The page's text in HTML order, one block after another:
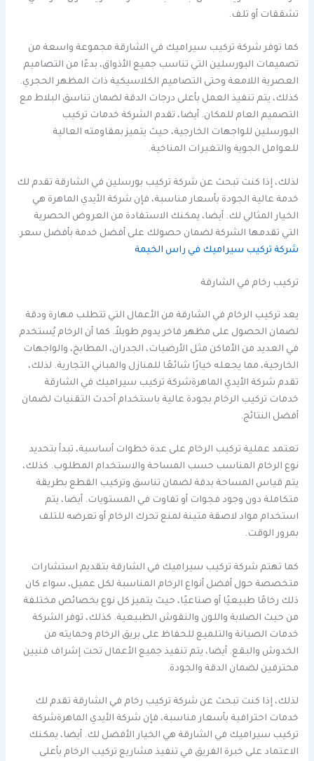
تشققات أو تلف.
كما توفر شركة تركيب سيراميك في الشارقة مجموعة واسعة من
تصميمات البورسلين التي تناسب جميع الأذواق، بدءًا من التصاميم
العصرية اللامعة وحتى التصاميم الكلاسيكية ذات المظهر الحجري.
كذلك، يتم تنفيذ العمل بأعلى درجات الدقة لضمان تناسق البلاط مع
التصميم العام للمكان. أيضا، تقدم الشركة خدمات تركيب
البورسلين للواجهات الخارجية، حيث يتميز بمقاومته العالية
للعوامل الجوية والتغيرات المناخية.
لذلك، إذا كنت تبحث عن شركة تركيب بورسلين في الشارقة تقدم لك
خدمة عالية الجودة بأسعار مناسبة، فإن شركة الأيدي الماهرة هي
الخيار المثالي لك. أيضا، يمكنك الاستفادة من العروض الحصرية
التي تقدمها الشركة لضمان حصولك على أفضل خدمة بأفضل سعر.
شركة تركيب سيراميك في راس الخيمة
تركيب رخام في الشارقة
يعد تركيب الرخام في الشارقة من الأعمال التي تتطلب مهارة ودقة
لضمان الحصول على مظهر فاخر يدوم طويلاً. كما أن الرخام يُستخدم
في العديد من الأماكن مثل الأرضيات، الجدران، المطابخ، والواجهات
الخارجية، مما يجعله خيارًا شائعًا للمنازل والمباني التجارية. لذلك،
تقدم شركة الأيدي الماهرةشركة تركيب سيراميك في الشارقة
خدمات تركيب الرخام بجودة عالية باستخدام أحدث التقنيات لضمان
أفضل النتائج.
تعتمد عملية تركيب الرخام على عدة خطوات أساسية، تبدأ بتحديد
نوع الرخام المناسب حسب المساحة والاستخدام المطلوب. كذلك،
يتم قياس المساحة بدقة لضمان تناسق وتركيب القطع بطريقة
متكاملة دون وجود فجوات أو تفاوت في المستويات. أيضا، يتم
استخدام مواد لاصقة متينة لمنع تحرك الرخام أو تعرضه للتلف
بمرور الوقت.
كما تهتم شركة تركيب سيراميك في الشارقة بتقديم استشارات
متخصصة حول أفضل أنواع الرخام المناسبة لكل عميل، سواء كان
ذلك رخامًا طبيعيًا أو صناعيًا، حيث يتميز كل نوع بخصائص مختلفة
من حيث الصلابة واللون والنقوش الطبيعية. كذلك، توفر الشركة
خدمات الصيانة والتلميع للحفاظ على بريق الرخام وحمايته من
الخدوش والبقع. أيضا، يتم تنفيذ جميع الأعمال تحت إشراف فنيين
محترفين لضمان الدقة والجودة.
لذلك، إذا كنت تبحث عن شركة تركيب رخام في الشارقة تقدم لك
خدمات احترافية بأسعار مناسبة، فإن شركة الأيدي الماهرةشركة
تركيب سيراميك في الشارقة هي الخيار الأفضل لك. أيضا، يمكنك
الاعتماد على خبرة الفريق في تنفيذ مشاريع تركيب الرخام بأعلى